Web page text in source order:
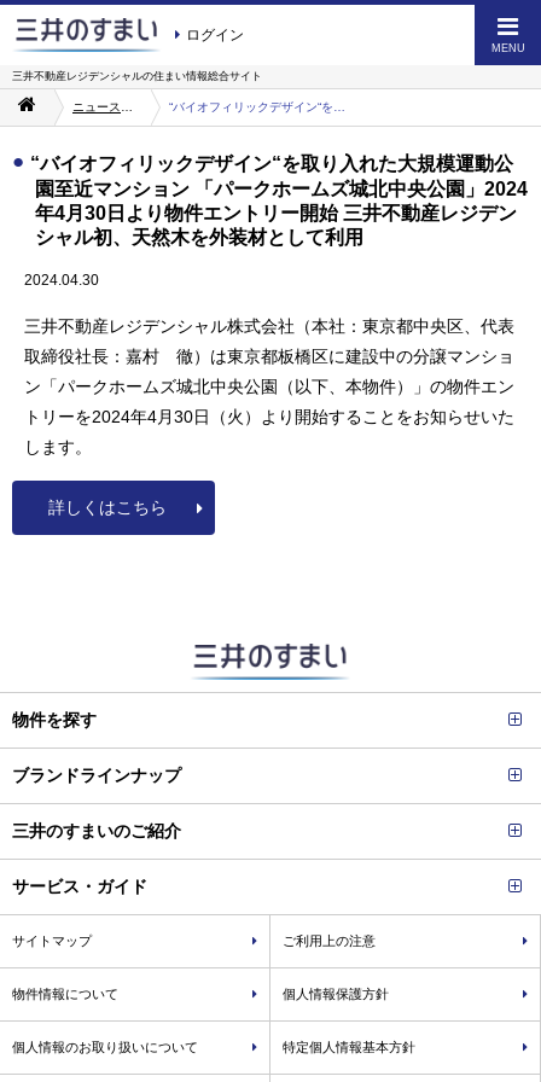
ログイン
MENU
三井不動産レジデンシャルの住まい情報総合サイト
“バイオフィリックデザイン“を取り入れた大規模運動公
園至近マンション 「パークホームズ城北中央公園」2024
年4月30日より物件エントリー開始 三井不動産レジデン
シャル初、天然木を外装材として利用
2024.04.30
三井不動産レジデンシャル株式会社（本社：東京都中央区、代表
取締役社長：嘉村 徹）は東京都板橋区に建設中の分譲マンショ
ン「パークホームズ城北中央公園（以下、本物件）」の物件エン
トリーを2024年4月30日（火）より開始することをお知らせいた
します。
詳しくはこちら
物件を探す
ブランドラインナップ
三井のすまいのご紹介
サービス・ガイド
サイトマップ ご利用上の注意
物件情報について 個人情報保護方針
個人情報のお取り扱いについて 特定個人情報基本方針